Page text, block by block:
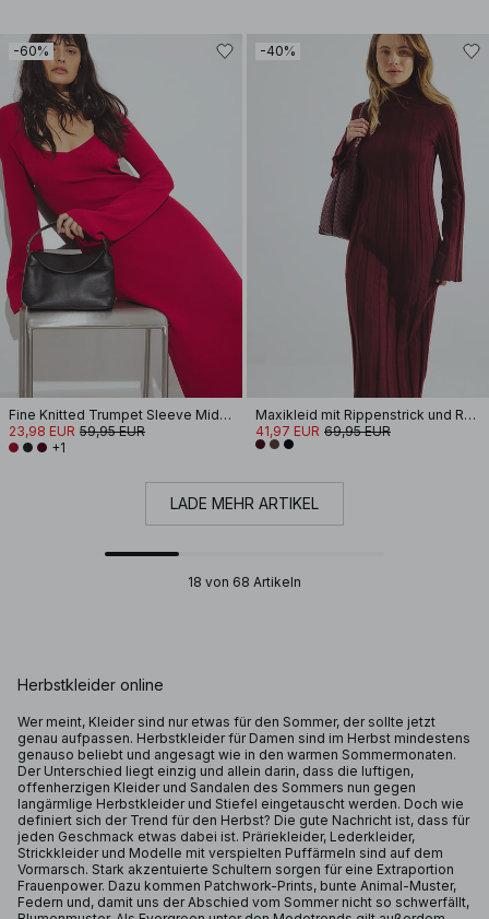
-60%
Fine Knitted Trumpet Sleeve Midi Dress
23,98 EUR 59,95 EUR
+1
-40%
Maxikleid mit Rippenstrick und Rollkragen
41,97 EUR 69,95 EUR
LADE MEHR ARTIKEL
18 von 68 Artikeln
Herbstkleider online
Wer meint, Kleider sind nur etwas für den Sommer, der sollte jetzt
genau aufpassen. Herbstkleider für Damen sind im Herbst mindestens
genauso beliebt und angesagt wie in den warmen Sommermonaten.
Der Unterschied liegt einzig und allein darin, dass die luftigen,
offenherzigen Kleider und Sandalen des Sommers nun gegen
langärmlige Herbstkleider und Stiefel eingetauscht werden. Doch wie
definiert sich der Trend für den Herbst? Die gute Nachricht ist, dass für
jeden Geschmack etwas dabei ist. Präriekleider, Lederkleider,
Strickkleider und Modelle mit verspielten Puffärmeln sind auf dem
Vormarsch. Stark akzentuierte Schultern sorgen für eine Extraportion
Frauenpower. Dazu kommen Patchwork-Prints, bunte Animal-Muster,
Federn und, damit uns der Abschied vom Sommer nicht so schwerfällt,